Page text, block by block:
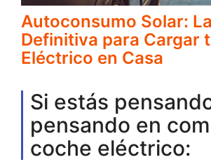
Autoconsumo Solar:
Definitiva para Cargar
Eléctrico en Casa
Si estás
pensando en
coche eléctrico: